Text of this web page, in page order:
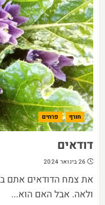
חורף פרחים
דודאים
26 בינואר 2024
את צמח הדודאים אתם
ולאה. אבל האם הוא...